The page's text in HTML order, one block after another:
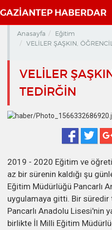
GAZİANTEP HABERDAR
Anasayfa
Eğitim
VELİLER ŞAŞKIN,
VELİLER
TEDİRĞİN
2019 - 2020 Eğitim ve
az bir sürenin kaldığı şu
Eğitim Müdürlüğü Pancarlı
uygulamaya gitti. Bir
Pancarlı Anadolu Lisesi'nin
birlikte İl Milli Eğitim